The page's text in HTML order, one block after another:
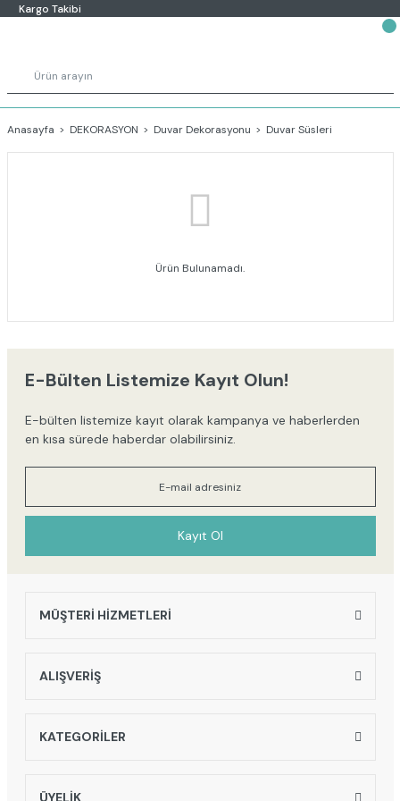
Kargo Takibi
Anasayfa DEKORASYON Duvar Dekorasyonu Duvar Süsleri
Ürün Bulunamadı.
E-Bülten Listemize Kayıt Olun!
E-bülten listemize kayıt olarak kampanya ve haberlerden
en kısa sürede haberdar olabilirsiniz.
Kayıt Ol
MÜŞTERİ HİZMETLERİ
ALIŞVERİŞ
KATEGORİLER
ÜYELİK